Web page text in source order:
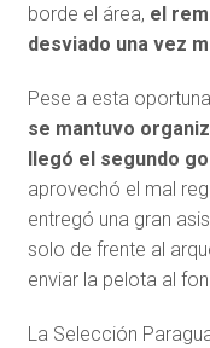
borde el área, el
desviado una vez
Pese a esta
se mantuvo
llegó el segundo
aprovechó el mal
entregó una gran
solo de frente al
enviar la pelota al
La Selección